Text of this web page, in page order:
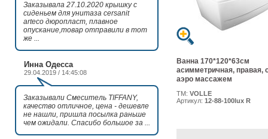
Заказывала 27.10.2020 крышку с
сиденьем для унитаза cersanit
arteco дюропласт, плавное
опускание,товар отправили в тот
же ...
Инна Одесса
29.04.2019 / 14:45:08
Заказывали Смеситель TIFFANY,
качество отличное, цена - дешевле
не нашли, пришла посылка раньше
чем ожидали. Спасибо большое за ...
Ванна 170*120*63см
асимметричная, правая,
аэро массажем
ТМ: VOLLE
Артикул: 12-88-100lux R